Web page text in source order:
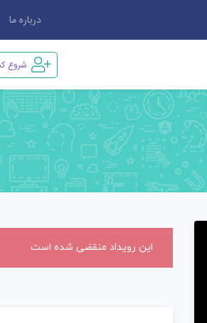
درباره ما
شروع
این رویداد منقضی شده است